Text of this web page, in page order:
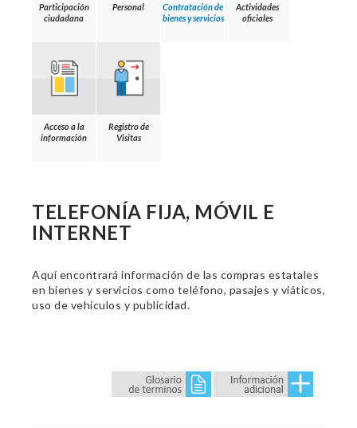
Participación
ciudadana
Personal
Contratación de
bienes y servicios
Actividades
oficiales
Acceso a la
información
Registro de
Visitas
TELEFONÍA FIJA, MÓVIL E
INTERNET
Aquí encontrará información de las compras estatales
en bienes y servicios como teléfono, pasajes y viáticos,
uso de vehículos y publicidad.